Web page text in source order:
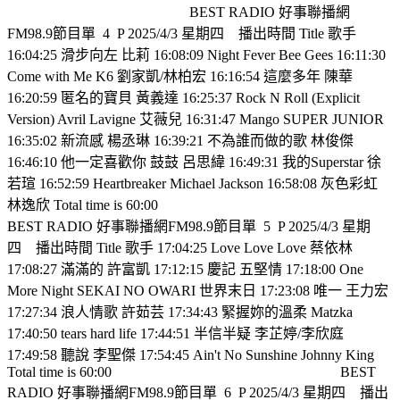
BEST RADIO 好事聯播網
FM98.9節目單 4 P 2025/4/3 星期四
播出時間 Title 歌手
16:04:25 滑步向左 比莉 16:08:09 Night Fever Bee Gees 16:11:30
Come with Me K6 劉家凱/林柏宏 16:16:54 這麼多年 陳華
16:20:59 匿名的寶貝 黃義達 16:25:37 Rock N Roll (Explicit
Version) Avril Lavigne 艾薇兒 16:31:47 Mango SUPER JUNIOR
16:35:02 新流感 楊丞琳 16:39:21 不為誰而做的歌 林俊傑
16:46:10 他一定喜歡你 鼓鼓 呂思緯 16:49:31 我的Superstar 徐
若瑄 16:52:59 Heartbreaker Michael Jackson 16:58:08 灰色彩虹
林逸欣 Total time is 60:00
BEST RADIO 好事聯播網FM98.9節目單 5 P 2025/4/3 星期
四
播出時間 Title 歌手 17:04:25 Love Love Love 蔡依林
17:08:27 滿滿的 許富凱 17:12:15 慶記 五堅情 17:18:00 One
More Night SEKAI NO OWARI 世界末日 17:23:08 唯一 王力宏
17:27:34 浪人情歌 許茹芸 17:34:43 緊握妳的溫柔 Matzka
17:40:50 tears hard life 17:44:51 半信半疑 李芷婷/李欣庭
17:49:58 聽說 李聖傑 17:54:45 Ain't No Sunshine Johnny King
Total time is 60:00
BEST
RADIO 好事聯播網FM98.9節目單 6 P 2025/4/3 星期四
播出